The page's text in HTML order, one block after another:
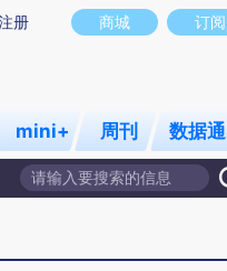
商城 订阅
册
mini+ 周刊 数据通